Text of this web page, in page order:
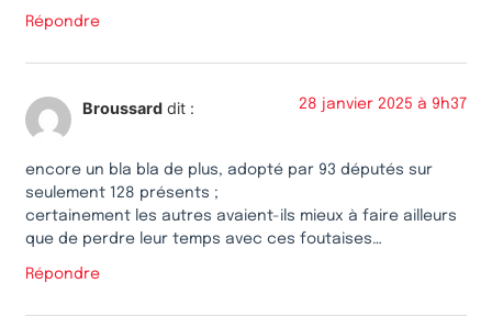
Répondre
Broussard dit : 28 janvier 2025 à 9h37
encore un bla bla de plus, adopté par 93 députés sur
seulement 128 présents ;
certainement les autres avaient-ils mieux à faire ailleurs
que de perdre leur temps avec ces foutaises…
Répondre